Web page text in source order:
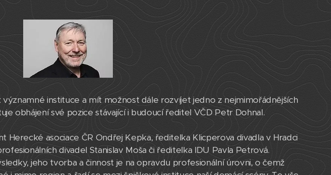
instituce a mít možnost dále rozvíjet jedno z nejmimořádnějších
obhájení své pozice stávající i budoucí ředitel VČD Petr Dohnal.
asociace ČR Ondřej Kepka, ředitelka Klicperova divadla v Hradci
divadel Stanislav Moša či ředitelka IDU Pavla Petrová.
jeho tvorba a činnost je na opravdu profesionální úrovni, o čemž